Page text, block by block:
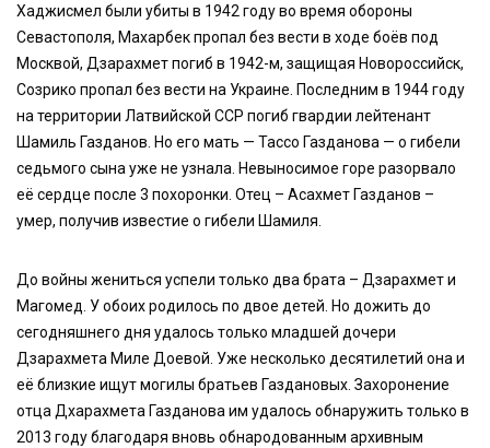
Хаджисмел были убиты в 1942 году во время обороны
Севастополя, Махарбек пропал без вести в ходе боёв под
Москвой, Дзарахмет погиб в 1942-м, защищая Новороссийск,
Созрико пропал без вести на Украине. Последним в 1944 году
на территории Латвийской ССР погиб гвардии лейтенант
Шамиль Газданов. Но его мать — Тассо Газданова — о гибели
седьмого сына уже не узнала. Невыносимое горе разорвало
её сердце после 3 похоронки. Отец – Асахмет Газданов –
умер, получив известие о гибели Шамиля.
До войны жениться успели только два брата – Дзарахмет и
Магомед. У обоих родилось по двое детей. Но дожить до
сегодняшнего дня удалось только младшей дочери
Дзарахмета Миле Доевой. Уже несколько десятилетий она и
её близкие ищут могилы братьев Газдановых. Захоронение
отца Дхарахмета Газданова им удалось обнаружить только в
2013 году благодаря вновь обнародованным архивным